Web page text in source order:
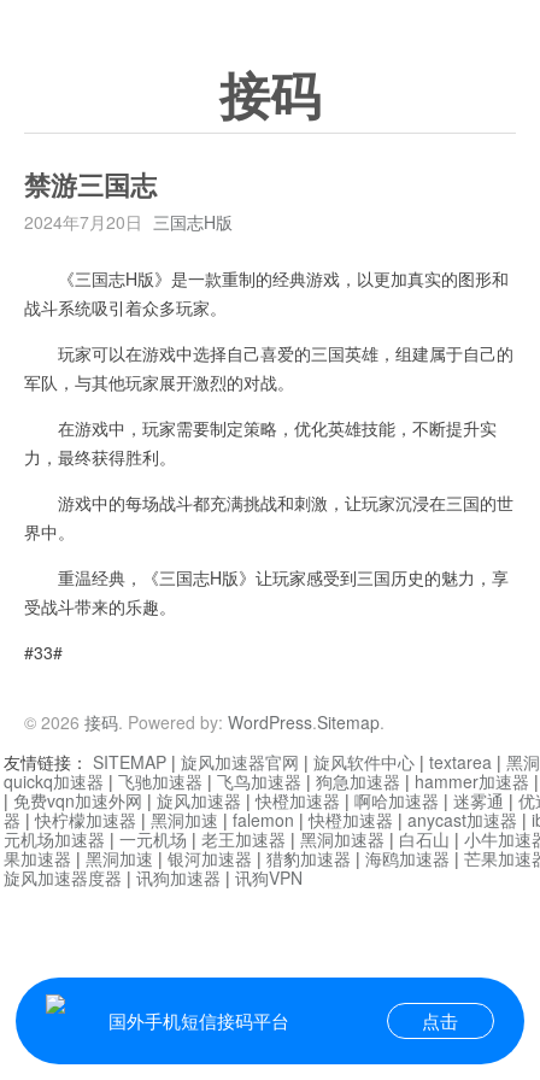
接码
禁游三国志
2024年7月20日 三国志H版
《三国志H版》是一款重制的经典游戏，以更加真实的图形和
战斗系统吸引着众多玩家。
玩家可以在游戏中选择自己喜爱的三国英雄，组建属于自己的
军队，与其他玩家展开激烈的对战。
在游戏中，玩家需要制定策略，优化英雄技能，不断提升实
力，最终获得胜利。
游戏中的每场战斗都充满挑战和刺激，让玩家沉浸在三国的世
界中。
重温经典，《三国志H版》让玩家感受到三国历史的魅力，享
受战斗带来的乐趣。
#33#
© 2026 接码. Powered by: WordPress.Sitemap.
国外手机短信接码平台 点击
友情链接： SITEMAP | 旋风加速器官网 | 旋风软件中心 | textarea | 黑
quickq加速器 | 飞驰加速器 | 飞鸟加速器 | 狗急加速器 | hammer加速器
| 免费vqn加速外网 | 旋风加速器 |快橙加速器 | 啊哈加速器 | 迷雾通 | 优
器 |快柠檬加速器 | 黑洞加速 | falemon |快橙加速器 | anycast加速器 |
元机场加速器 | 一元机场 | 老王加速器 | 黑洞加速器 | 白石山 | 小牛加速
果加速器 | 黑洞加速 | 银河加速器 | 猎豹加速器 | 海鸥加速器 | 芒果加速
旋风加速器度器 | 讯狗加速器 | 讯狗VPN